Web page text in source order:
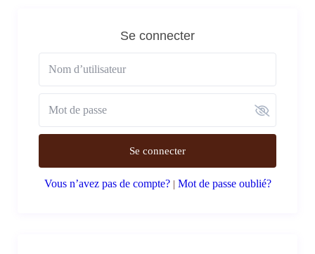
Se connecter
Se connecter
Vous n’avez pas de compte?| Mot de passe oublié?